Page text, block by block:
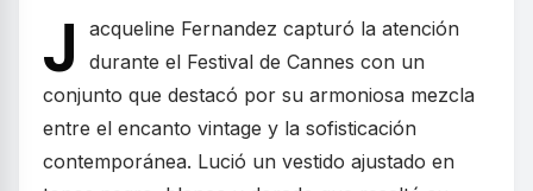
J
acqueline Fernandez capturó la atención
durante el Festival de Cannes con un
conjunto que destacó por su armoniosa mezcla
entre el encanto vintage y la sofisticación
contemporánea. Lució un vestido ajustado en